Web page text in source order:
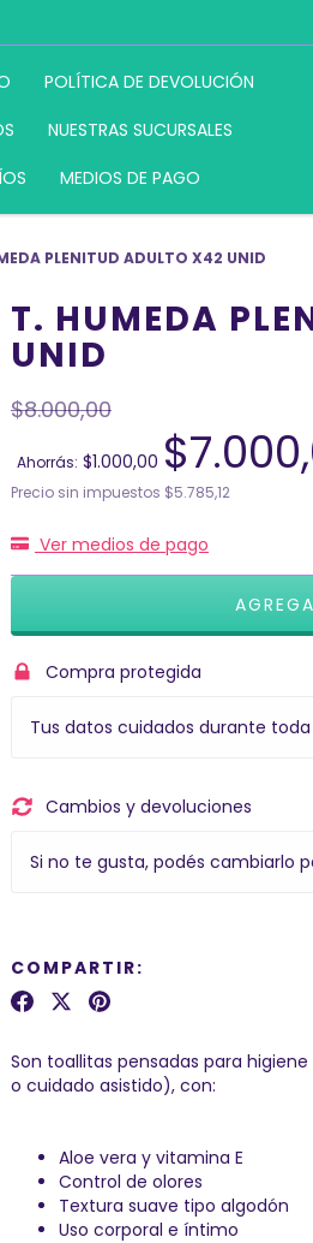
POLÍTICA DE DEVOLUCIÓN
NUESTRAS SUCURSALES
MEDIOS DE PAGO
PLENITUD ADULTO X42 UNID
T. HUMEDA
UNID
$8.000,00
Ahorrás: $1.000,00
Precio sin impuestos $5.785,12
Ver medios de pago
Compra protegida
Tus datos cuidados durante
Cambios y devoluciones
Si no te gusta, podés cambiarlo
COMPARTIR:
Son toallitas pensadas para
o cuidado asistido), con:
Aloe vera y vitamina E
Control de olores
Textura suave tipo algodón
Uso corporal e íntimo